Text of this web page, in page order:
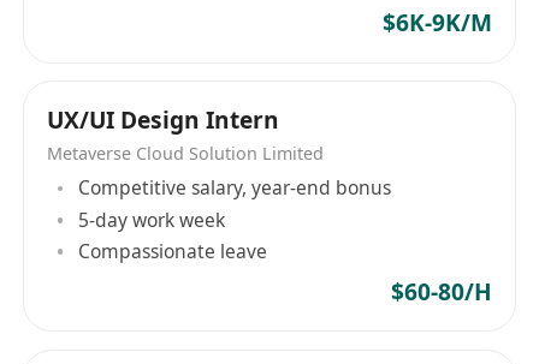
通）、優秀人才入境計劃（優才通）、非本地畢
業生留港／回港就業安排（IANG）、受養人簽
證，或其他有效工作許可
福利
豐厚薪酬：月薪 $35,000 – $53,000，薪資可
$6K-9K/M
UX/UI Design Intern
Metaverse Cloud Solution Limited
Competitive salary, year-end bonus
5-day work week
Compassionate leave
$60-80/H